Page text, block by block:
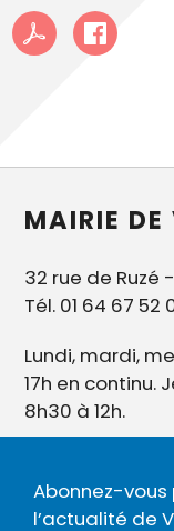
MAIRIE DE
32 rue de Ruzé
Tél. 01 64 67 52
Lundi, mardi,
17h en continu.
8h30 à 12h.
Abonnez-vous
l’actualité de